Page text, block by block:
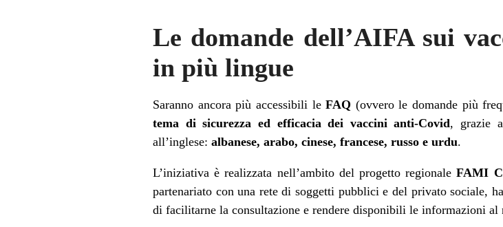
Le domande dell’AIFA sui
in più lingue
Saranno ancora più accessibili leFAQ (ovvero le domande più
tema di sicurezza ed efficacia dei vaccini anti-Covid, grazie
all’inglese: albanese, arabo, cinese, francese, russo e urdu.
L’iniziativa è realizzata nell’ambito del progetto regionaleFAMI
partenariato con una rete di soggetti pubblici e del privato sociale,
di facilitarne la consultazione e rendere disponibili le informazioni al